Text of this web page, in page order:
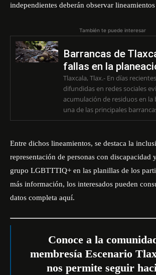
independientes deberán observar
También te puede interesar
Barrancas de
fallas en la
Tlaxcala, Tlax.- En días
difundidas en redes sociales
acumulación de residuos en la
una de las principales
Entre dichos lineamientos, se destaca la
representación de personas con discapacidad
grupo LGBTTTIQ+ en las planillas de los
más información, los interesados pueden
datos completa aquí.
Conoce a la
membresía Escenario
nos permite seguir